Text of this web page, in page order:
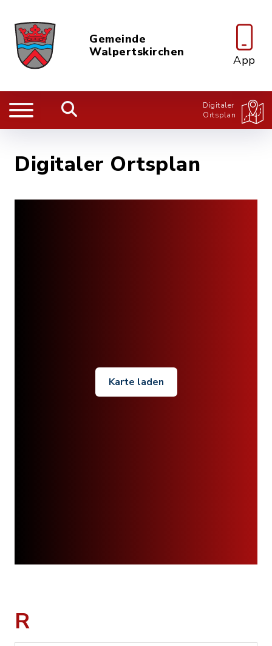
Gemeinde
Walpertskirchen
App
Digitaler
Ortsplan
Digitaler Ortsplan
Karte laden
R